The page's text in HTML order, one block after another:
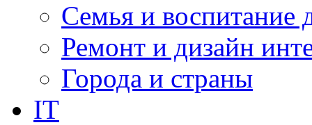
Семья и воспитание
Ремонт и дизайн
Города и страны
IT